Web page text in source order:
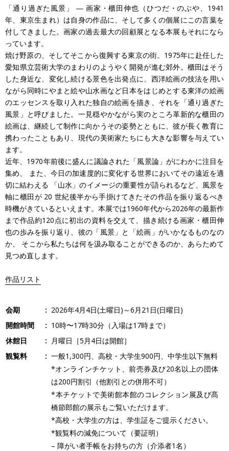
「通り過ぎた風景」 ― 画家・櫃田伸也（ひつだ・のぶや、1941
年、東京生まれ）は自身の作品に、そして多くの個展にこの言葉を
付してきました。画家の過去最大の回顧展となる本展もそれになら
っています。
焼け野原の、そしてそこから復興する東京の街。1975年に赴任した
愛知県立芸術大学のまわりのようやく開発が進む郊外。櫃田はそう
した身近な、変化し続ける景色を出発点に、西洋絵画の技法を用い
ながら同時にやまと絵や山水画など日本をはじめとする東洋の絵画
のエッセンスを取り入れた独自の絵画を描き、それを「通り過ぎた
風景」と呼びました。一見穏やかながら実のところ革新的な櫃田の
絵画は、継続して制作に向かうその姿勢とともに、彼が長く教育に
携わったこともあり、現代の美術家たちにも大きな影響を与えてい
ます。
近年、1970年前後に盛んに議論された「風景論」がにわかに注目を
集め、 また、今日の加速度的に変化する世界においてその遠近を適
切に結わえる 「山水」のイメージの重要性が語られるなど、風景を
軸に櫃田が 20 世紀後半から手掛けてきたその作品を振り返るべき
時機がきているといえます。本展では1960年代から2026年の最新作
まで作品約120点に初出の資料を交えて、描き続ける画家・櫃田伸
也の歩みを振り返り、彼の「風景」と「絵画」がいかなるものなの
か、 そこから私たちは何を汲み取ることができるのか、あらためて
見つめ直します。
作品リスト
会期
2026年4月4日(土曜日)～6月21日(日曜日)
開館時間
10時〜17時30分（入場は17時まで）
休館日
月曜日［5月4日は開館］
観覧料
一般1,300円、高校・大学生900円、中学生以下無料
*オンラインチケット、前売券及び20名以上の団体
は200円割引（他割引との併用不可）
*本チケットで美術館本館のコレクション展及び髙
橋節郎館の展示もご覧いただけます。
*高校・大学生の方は、学生証をご提示ください。
*観覧料の減免について（要証明）
– 障がい者手帳をお持ちの方（介添者1名）